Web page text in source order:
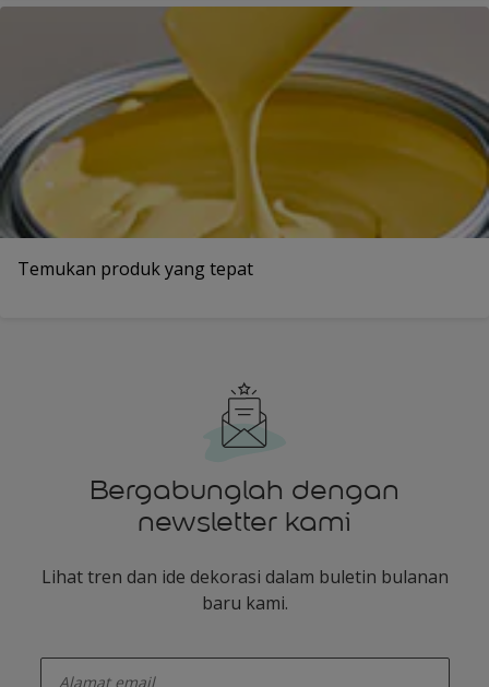
Temukan produk yang tepat
Bergabunglah dengan
newsletter kami
Lihat tren dan ide dekorasi dalam buletin bulanan
baru kami.